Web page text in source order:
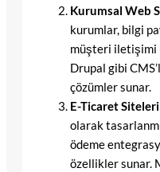
Kurumsal Web
kurumlar, bilgi
müşteri iletişimi
Drupal gibi
çözümler sunar.
E-Ticaret
olarak
ödeme
özellikler sunar.